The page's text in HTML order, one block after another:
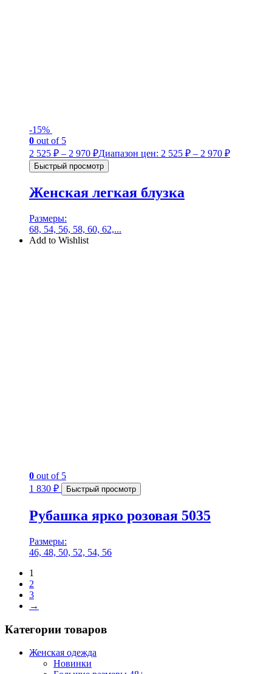
-15%
0 out of 5
2 525 ₽ – 2 970 ₽Диапазон цен: 2 525 ₽ – 2 970 ₽
Быстрый просмотр
Женская легкая блузка
Размеры:
68, 54, 56, 58, 60, 62,...
Add to Wishlist
0 out of 5
1 830 ₽ Быстрый просмотр
Рубашка ярко розовая 5035
Размеры:
46, 48, 50, 52, 54, 56
1
2
3
→
Категории товаров
Женская одежда
Новинки